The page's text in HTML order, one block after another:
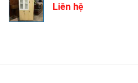
Liên hệ